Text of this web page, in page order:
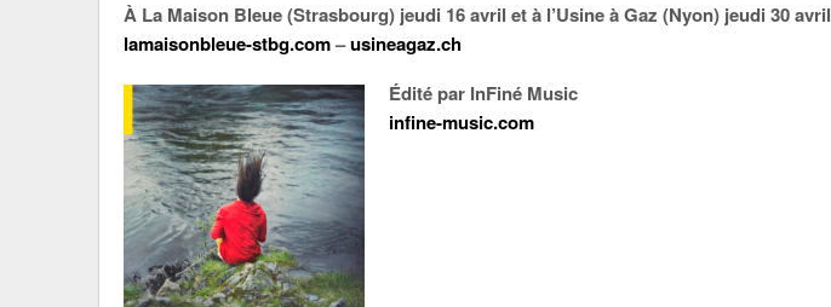
À La Maison Bleue (Strasbourg) jeudi 16 avril et à l’Usine à Gaz (Nyon) jeudi 30 avril
lamaisonbleue-stbg.com–usineagaz.ch
Édité par InFiné Music
infine-music.com